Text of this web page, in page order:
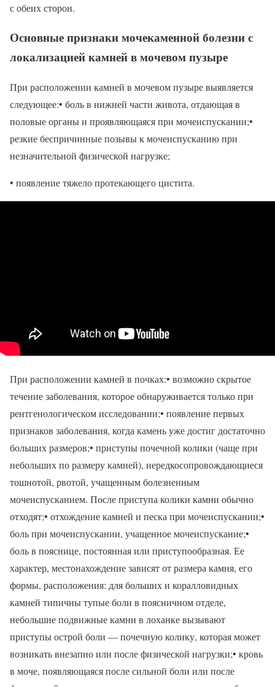
с обеих сторон.
Основные признаки мочекаменной болезни с
локализацией камней в мочевом пузыре
При расположении камней в мочевом пузыре выявляется
следующее:• боль в нижней части живота, отдающая в
половые органы и проявляющаяся при мочеиспускании;•
резкие беспричинные позывы к мочеиспусканию при
незначительной физической нагрузке;
• появление тяжело протекающего цистита.
При расположении камней в почках:• возможно скрытое
течение заболевания, которое обнаруживается только при
рентгенологическом исследовании;• появление первых
признаков заболевания, когда камень уже достиг достаточно
больших размеров;• приступы почечной колики (чаще при
небольших по размеру камней), нередкосопровождающиеся
тошнотой, рвотой, учащенным болезненным
мочеиспусканием. После приступа колики камни обычно
отходят;• отхождение камней и песка при мочеиспускании;•
боль при мочеиспускании, учащенное мочеиспускание;•
боль в пояснице, постоянная или приступообразная. Ее
характер, местонахождение зависят от размера камня, его
формы, расположения: для больших и коралловидных
камней типичны тупые боли в поясничном отделе,
небольшие подвижные камни в лоханке вызывают
приступы острой боли — почечную колику, которая может
возникать внезапно или после физической нагрузки;• кровь
в моче, появляющаяся после сильной боли или после